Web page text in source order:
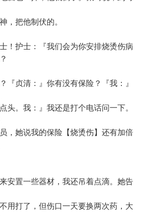
，把他制伏的。
护士：『我们会为你安排烧烫伤病
贞清：』你有没有保险？『我：』
头。我：』我还是打个电话问一下。
，她说我的保险【烧烫伤】还有加倍
置一些器材，我还吊着点滴。她告
用打了，但伤口一天要换两次药，大